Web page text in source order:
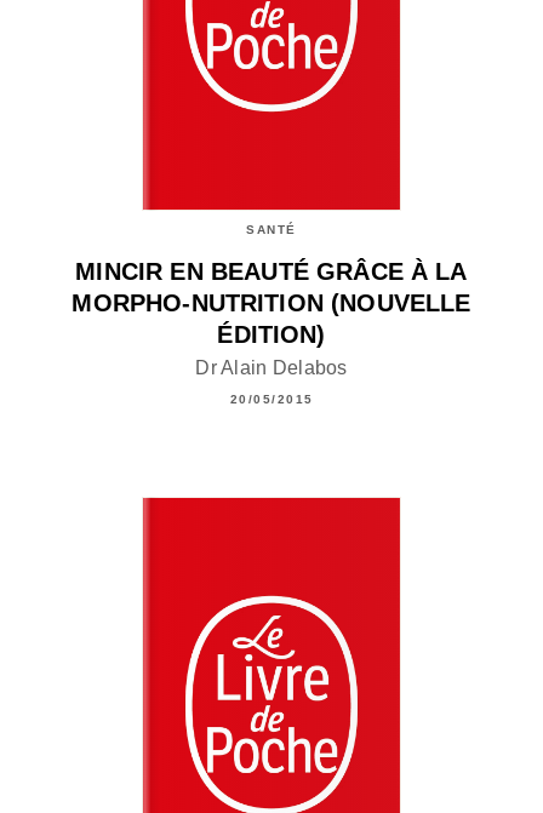
SANTÉ
MINCIR EN BEAUTÉ GRÂCE À LA
MORPHO-NUTRITION (NOUVELLE
ÉDITION)
Dr Alain Delabos
20/05/2015